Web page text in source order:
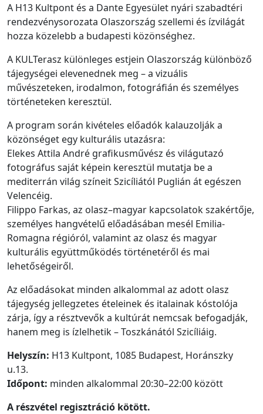
A H13 Kultpont és a Dante Egyesület nyári szabadtéri
rendezvénysorozata Olaszország szellemi és ízvilágát
hozza közelebb a budapesti közönséghez.
A KULTerasz különleges estjein Olaszország különböző
tájegységei elevenednek meg – a vizuális
művészeteken, irodalmon, fotográfián és személyes
történeteken keresztül.
A program során kivételes előadók kalauzolják a
közönséget egy kulturális utazásra:
Elekes Attila André grafikusművész és világutazó
fotográfus saját képein keresztül mutatja be a
mediterrán világ színeit Szicíliától Puglián át egészen
Velencéig.
Filippo Farkas, az olasz–magyar kapcsolatok szakértője,
személyes hangvételű előadásában mesél Emilia-
Romagna régióról, valamint az olasz és magyar
kulturális együttműködés történetéről és mai
lehetőségeiről.
Az előadásokat minden alkalommal az adott olasz
tájegység jellegzetes ételeinek és italainak kóstolója
zárja, így a résztvevők a kultúrát nemcsak befogadják,
hanem meg is ízlelhetik – Toszkánától Szicíliáig.
Helyszín: H13 Kultpont, 1085 Budapest, Horánszky
u.13.
Időpont: minden alkalommal 20:30–22:00 között
A részvétel regisztráció kötött.